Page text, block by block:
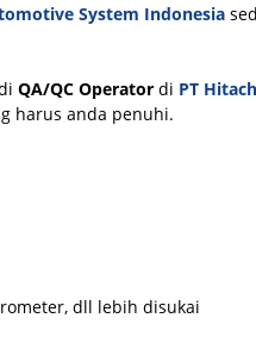
System Indonesia
QA/QC Operator di PT
harus anda penuhi.
dll lebih disukai